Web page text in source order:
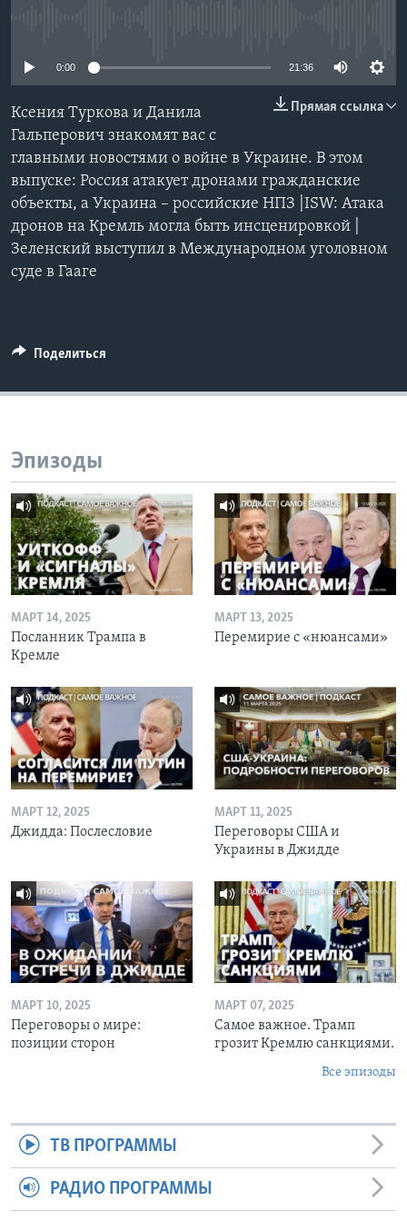
Языки
0:00 21:36
Прямая ссылка
Ксения Туркова и Данила
Гальперович знакомят вас с
главными новостями о войне в Украине. В этом
выпуске: Россия атакует дронами гражданские
объекты, а Украина – российские НПЗ |ISW: Атака
дронов на Кремль могла быть инсценировкой |
Зеленский выступил в Международном уголовном
суде в Гааге
Поделиться
Эпизоды
МАРТ 14, 2025
Посланник Трампа в
Кремле
МАРТ 13, 2025
Перемирие с «нюансами»
МАРТ 12, 2025
Джидда: Послесловие
МАРТ 11, 2025
Переговоры США и
Украины в Джидде
МАРТ 10, 2025
Переговоры о мире:
позиции сторон
МАРТ 07, 2025
Самое важное. Трамп
грозит Кремлю санкциями.
Все эпизоды
ТВ ПРОГРАММЫ
РАДИО ПРОГРАММЫ